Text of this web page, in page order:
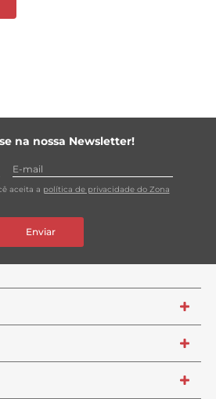
na nossa Newsletter!
aceita a política de privacidade do Zona
Enviar
+
+
+